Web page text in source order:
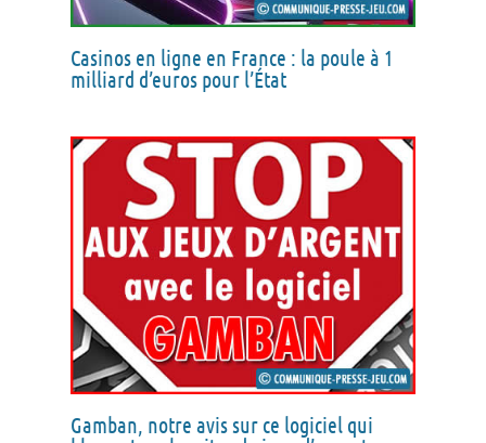
Casinos en ligne en France : la poule à 1
milliard d’euros pour l’État
Gamban, notre avis sur ce logiciel qui